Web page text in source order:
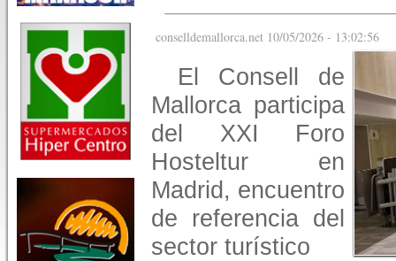
conselldemallorca.net 10/05/2026 - 13:02:56
El Consell de
Mallorca participa
del XXI Foro
Hosteltur en
Madrid, encuentro
de referencia del
sector turístico